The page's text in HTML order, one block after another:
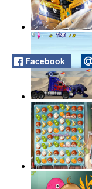
Facebook